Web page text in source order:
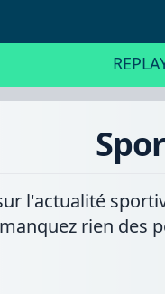
l'actualité
rien des